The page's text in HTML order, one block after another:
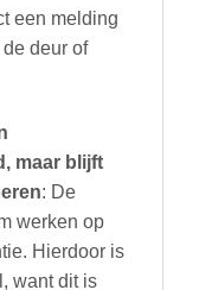
een melding
deur of
maar blijft
: De
werken op
Hierdoor is
want dit is